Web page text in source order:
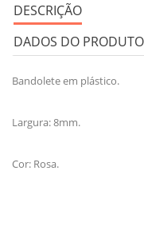
DESCRIÇÃO
DADOS DO PRODUTO
Bandolete em plástico.
Largura: 8mm.
Cor: Rosa.